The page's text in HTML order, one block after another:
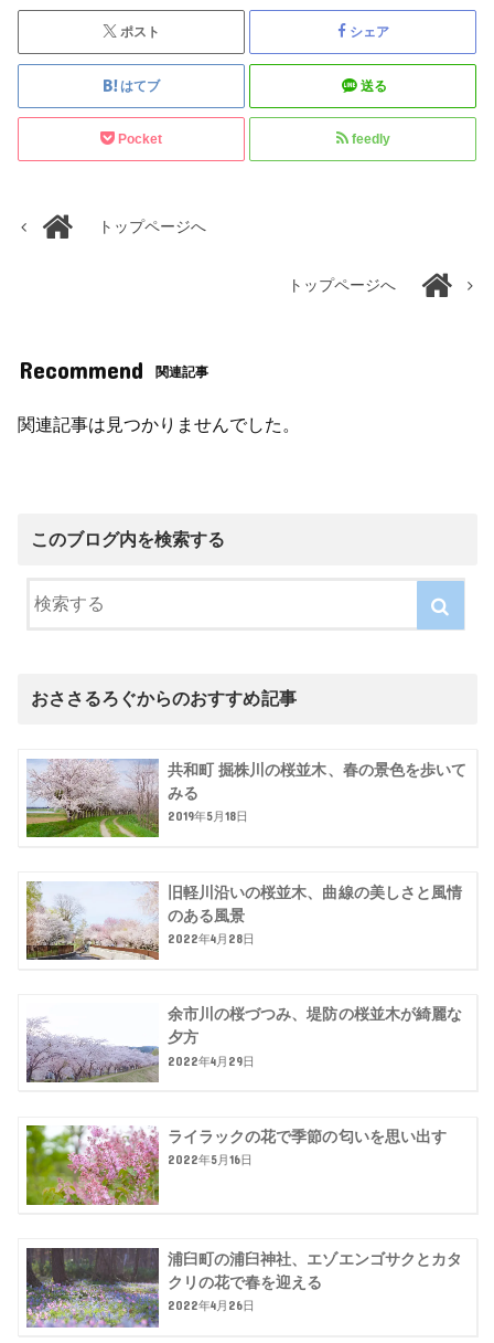
ポスト シェア
はてブ 送る
Pocket feedly
トップページへ
トップページへ
Recommend 関連記事
関連記事は見つかりませんでした。
このブログ内を検索する
おささるろぐからのおすすめ記事
共和町 掘株川の桜並木、春の景色を歩いて
みる
2019年5月18日
旧軽川沿いの桜並木、曲線の美しさと風情
のある風景
2022年4月28日
余市川の桜づつみ、堤防の桜並木が綺麗な
夕方
2022年4月29日
ライラックの花で季節の匂いを思い出す
2022年5月16日
浦臼町の浦臼神社、エゾエンゴサクとカタ
クリの花で春を迎える
2022年4月26日